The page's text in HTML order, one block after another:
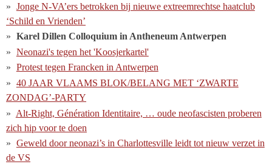
Jonge N-VA’ers betrokken bij nieuwe extreemrechtse haatclub
‘Schild en Vrienden’
Karel Dillen Colloquium in Antheneum Antwerpen
Neonazi's tegen het 'Koosjerkartel'
Protest tegen Francken in Antwerpen
40 JAAR VLAAMS BLOK/BELANG MET ‘ZWARTE
ZONDAG’-PARTY
Alt-Right, Génération Identitaire, … oude neofascisten proberen
zich hip voor te doen
Geweld door neonazi’s in Charlottesville leidt tot nieuw verzet in
de VS